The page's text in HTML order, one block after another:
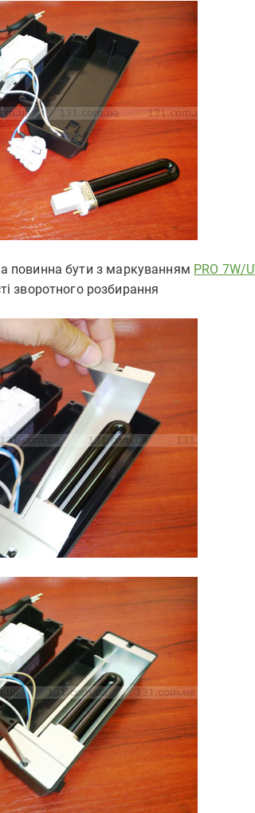
повинна бути з маркуванням PRO 7W/
зворотного розбирання